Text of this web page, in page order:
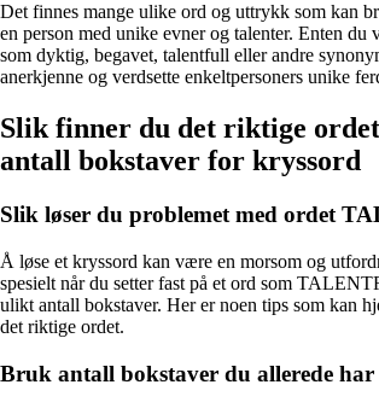
Det finnes mange ulike ord og uttrykk som kan
en person med unike evner og talenter. Enten du
som dyktig, begavet, talentfull eller andre
anerkjenne og verdsette enkeltpersoners unike
Slik finner du det riktige
antall bokstaver for kryssord
Slik løser du problemet med ordet
Å løse et kryssord kan være en morsom og
spesielt når du setter fast på et ord som
ulikt antall bokstaver. Her er noen tips som kan
det riktige ordet.
Bruk antall bokstaver du allerede har